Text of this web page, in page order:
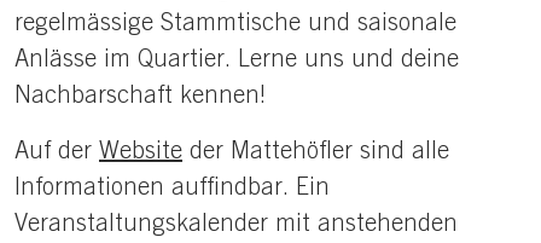
regelmässige Stammtische und saisonale
Anlässe im Quartier. Lerne uns und deine
Nachbarschaft kennen!
Auf der Website der Mattehöfler sind alle
Informationen auffindbar. Ein
Veranstaltungskalender mit anstehenden